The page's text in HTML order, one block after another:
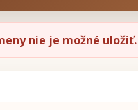
nie je možné uložiť.